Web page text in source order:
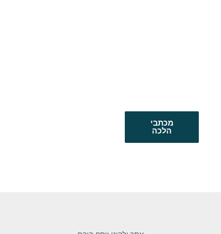
מכתבי
הלכה